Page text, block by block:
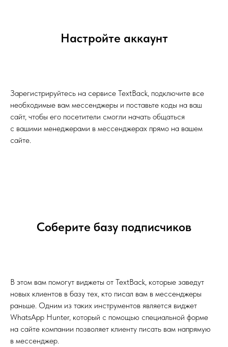
Настройте аккаунт
Зарегистрируйтесь на сервисе TextBack, подключите все
необходимые вам мессенджеры и поставьте коды на ваш
сайт, чтобы его посетители смогли начать общаться
с вашими менеджерами в мессенджерах прямо на вашем
сайте.
Соберите базу подписчиков
В этом вам помогут виджеты от TextBack, которые заведут
новых клиентов в базу тех, кто писал вам в мессенджеры
раньше. Одним из таких инструментов является виджет
WhatsApp Hunter, который с помощью специальной форме
на сайте компании позволяет клиенту писать вам напрямую
в мессенджер.